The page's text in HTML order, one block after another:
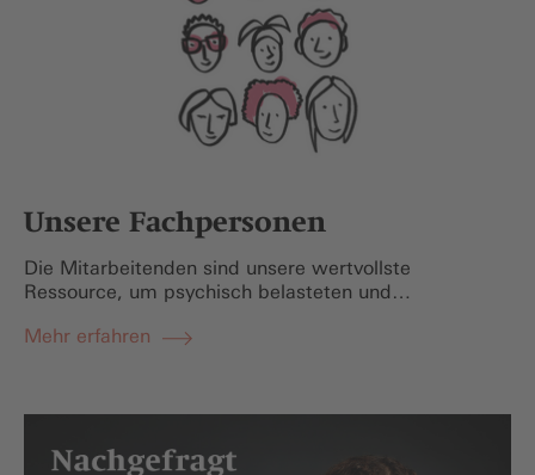
Unsere Fachpersonen
Die Mitarbeitenden sind unsere wertvollste
Ressource, um psychisch belasteten und…
Mehr erfahren